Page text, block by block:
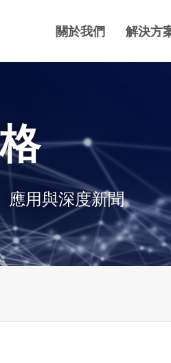
關於我們 解決方
應用與深度新聞